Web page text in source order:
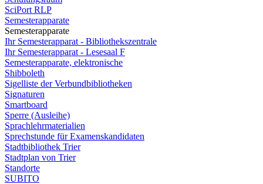
SciPort RLP
Semesterapparate
Semesterapparate
Ihr Semesterapparat - Bibliothekszentrale
Ihr Semesterapparat - Lesesaal F
Semesterapparate, elektronische
Shibboleth
Sigelliste der Verbundbibliotheken
Signaturen
Smartboard
Sperre (Ausleihe)
Sprachlehrmaterialien
Sprechstunde für Examenskandidaten
Stadtbibliothek Trier
Stadtplan von Trier
Standorte
SUBITO